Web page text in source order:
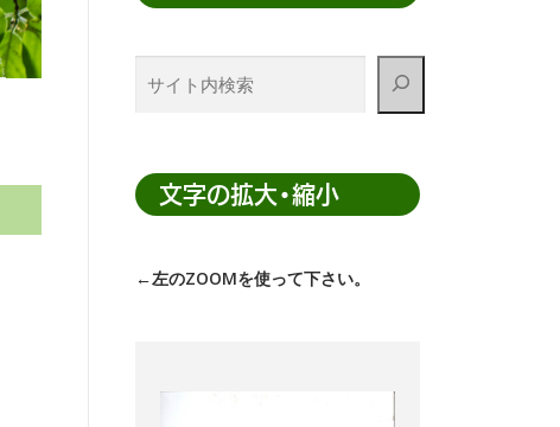
検
索
文字の拡大・縮小
←左のZOOMを使って下さい。